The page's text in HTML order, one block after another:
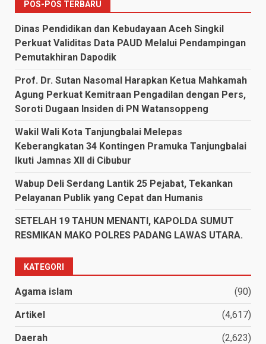
POS-POS TERBARU
Dinas Pendidikan dan Kebudayaan Aceh Singkil
Perkuat Validitas Data PAUD Melalui Pendampingan
Pemutakhiran Dapodik
Prof. Dr. Sutan Nasomal Harapkan Ketua Mahkamah
Agung Perkuat Kemitraan Pengadilan dengan Pers,
Soroti Dugaan Insiden di PN Watansoppeng
Wakil Wali Kota Tanjungbalai Melepas
Keberangkatan 34 Kontingen Pramuka Tanjungbalai
Ikuti Jamnas XII di Cibubur
Wabup Deli Serdang Lantik 25 Pejabat, Tekankan
Pelayanan Publik yang Cepat dan Humanis
SETELAH 19 TAHUN MENANTI, KAPOLDA SUMUT
RESMIKAN MAKO POLRES PADANG LAWAS UTARA.
KATEGORI
Agama islam (90)
Artikel (4,617)
Daerah (2,623)